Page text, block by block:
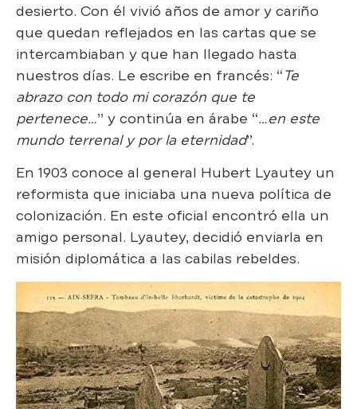
desierto. Con él vivió años de amor y cariño
que quedan reflejados en las cartas que se
intercambiaban y que han llegado hasta
nuestros días. Le escribe en francés: “Te
abrazo con todo mi corazón que te
pertenece…” y continúa en árabe “…en este
mundo terrenal y por la eternidad”.
En 1903 conoce al general Hubert Lyautey un
reformista que iniciaba una nueva política de
colonización. En este oficial encontró ella un
amigo personal. Lyautey, decidió enviarla en
misión diplomática a las cabilas rebeldes.